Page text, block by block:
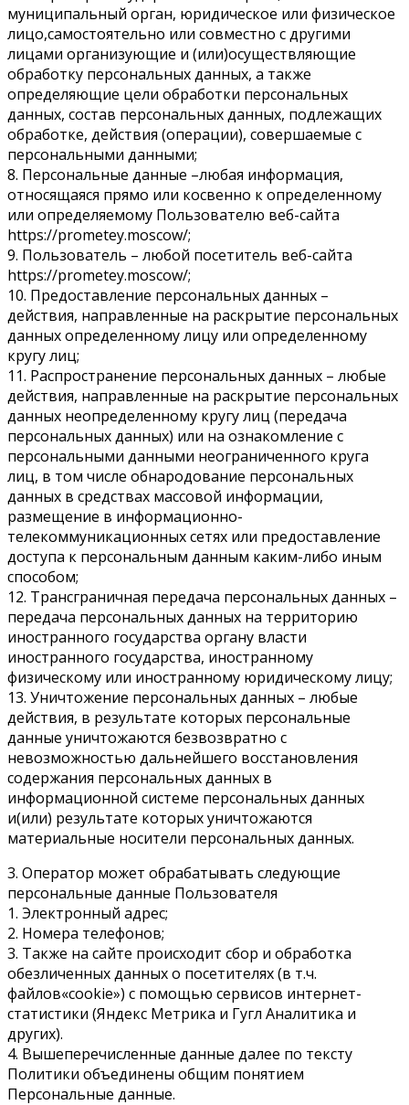
муниципальный орган, юридическое или физическое
лицо,самостоятельно или совместно с другими
лицами организующие и (или)осуществляющие
обработку персональных данных, а также
определяющие цели обработки персональных
данных, состав персональных данных, подлежащих
обработке, действия (операции), совершаемые с
персональными данными;
8. Персональные данные –любая информация,
относящаяся прямо или косвенно к определенному
или определяемому Пользователю веб-сайта
https://prometey.moscow/;
9. Пользователь – любой посетитель веб-сайта
https://prometey.moscow/;
10. Предоставление персональных данных –
действия, направленные на раскрытие персональных
данных определенному лицу или определенному
кругу лиц;
11. Распространение персональных данных – любые
действия, направленные на раскрытие персональных
данных неопределенному кругу лиц (передача
персональных данных) или на ознакомление с
персональными данными неограниченного круга
лиц, в том числе обнародование персональных
данных в средствах массовой информации,
размещение в информационно-
телекоммуникационных сетях или предоставление
доступа к персональным данным каким-либо иным
способом;
12. Трансграничная передача персональных данных –
передача персональных данных на территорию
иностранного государства органу власти
иностранного государства, иностранному
физическому или иностранному юридическому лицу;
13. Уничтожение персональных данных – любые
действия, в результате которых персональные
данные уничтожаются безвозвратно с
невозможностью дальнейшего восстановления
содержания персональных данных в
информационной системе персональных данных
и(или) результате которых уничтожаются
материальные носители персональных данных.
3. Оператор может обрабатывать следующие
персональные данные Пользователя
1. Электронный адрес;
2. Номера телефонов;
3. Также на сайте происходит сбор и обработка
обезличенных данных о посетителях (в т.ч.
файлов«cookie») с помощью сервисов интернет-
статистики (Яндекс Метрика и Гугл Аналитика и
других).
4. Вышеперечисленные данные далее по тексту
Политики объединены общим понятием
Персональные данные.